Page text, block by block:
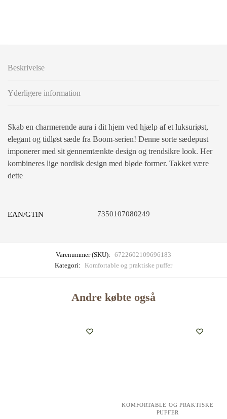
Beskrivelse
Yderligere information
Skab en charmerende aura i dit hjem ved hjælp af et luksuriøst,
elegant og tidløst sæde fra Boom-serien! Denne sorte sædepust
imponerer med sit gennemtænkte design og trendsikre look. Her
kombineres lige nordisk design med bløde former. Takket være
dette
EAN/GTIN 7350107080249
Varenummer (SKU): 6722602109696183
Kategori: Komfortable og praktiske puffer
Andre købte også
KOMFORTABLE OG PRAKTISKE
PUFFER